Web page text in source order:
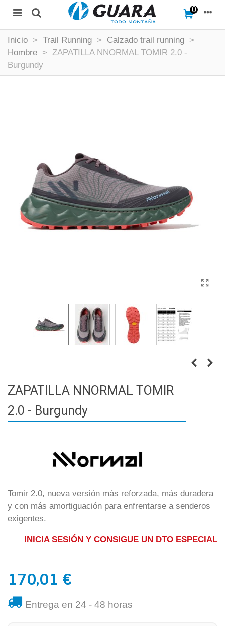
0
Inicio > Trail Running > Calzado trail running >
Hombre > ZAPATILLA NNORMAL TOMIR 2.0 -
Burgundy
ZAPATILLA NNORMAL TOMIR
2.0 - Burgundy
Tomir 2.0, nueva versión más reforzada, más duradera
y con más amortiguación para enfrentarse a senderos
exigentes.
INICIA SESIÓN Y CONSIGUE UN DTO ESPECIAL
170,01 €
Entrega en 24 - 48 horas